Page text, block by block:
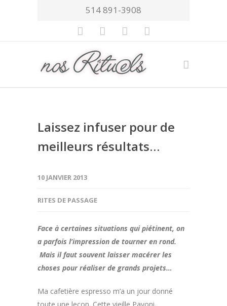
514 891-3908
Laissez infuser pour de
meilleurs résultats…
10 JANVIER 2013
RITES DE PASSAGE
Face à certaines situations qui piétinent, on
a parfois l’impression de tourner en rond.
Mais il faut souvent laisser macérer les
choses pour réaliser de grands projets…
Ma cafetière espresso m’a un jour donné